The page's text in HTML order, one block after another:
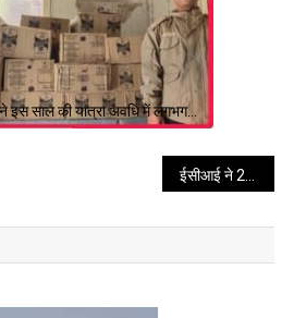
इस साल की यात्रा अवधि में लगभग…
ईसीआई ने 22 जनवरी, 2022 तक रैलियों और रोड शो पर प्रतिबंध लगाया